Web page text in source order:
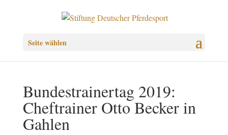
Seite wählen
Bundestrainertag 2019:
Cheftrainer Otto Becker in
Gahlen